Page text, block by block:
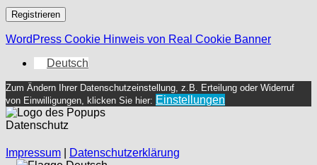
Registrieren
WordPress Cookie Hinweis von Real Cookie Banner
Deutsch
Zum Ändern Ihrer Datenschutzeinstellung, z.B. Erteilung oder Widerruf
von Einwilligungen, klicken Sie hier: Einstellungen
Datenschutz
Impressum
Datenschutzerklärung